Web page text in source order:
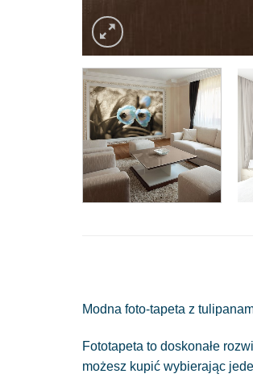
Modna foto-tapeta z
Fototapeta to doskonałe
możesz kupić wybierając